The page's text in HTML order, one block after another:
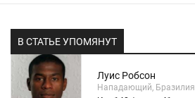
В СТАТЬЕ УПОМЯНУТ
Луис Робсон
Нападающий, Бразилия